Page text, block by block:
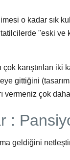
o kadar sık
"eski ve
karıştırılan iki
gittiğini
vermeniz çok
:
geldiğini